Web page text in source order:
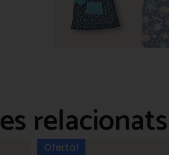
relacionats
Oferta!